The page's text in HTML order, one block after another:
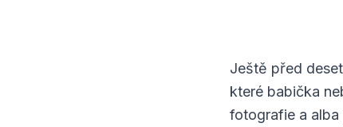
Ještě před
které babička
fotografie a alba